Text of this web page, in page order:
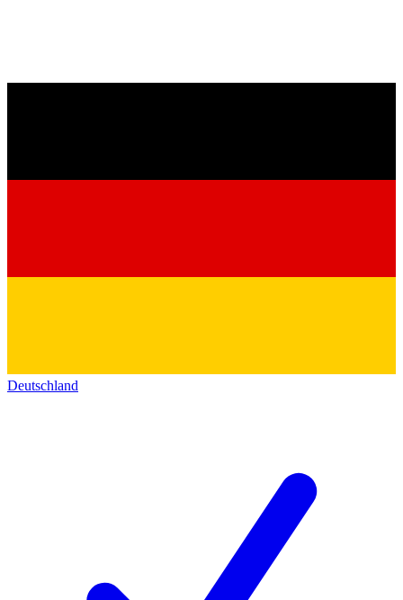
Deutschland